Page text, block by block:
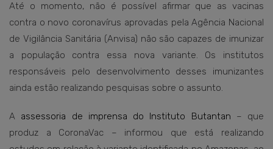
Até o momento, não é possível afirmar que as vacinas
contra o novo coronavírus aprovadas pela Agência Nacional
de Vigilância Sanitária (Anvisa) não são capazes de imunizar
a população contra essa nova variante. Os institutos
responsáveis pelo desenvolvimento desses imunizantes
ainda estão realizando pesquisas sobre o assunto.
A assessoria de imprensa do Instituto Butantan – que
produz a CoronaVac – informou que está realizando